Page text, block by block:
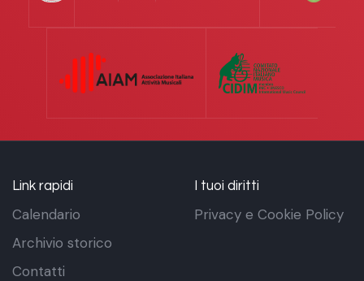
Link rapidi
Calendario
Archivio storico
Contatti
I tuoi diritti
Privacy e Cookie Policy